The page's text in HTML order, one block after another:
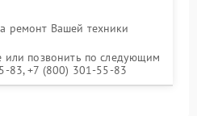
ремонт Вашей техники
или позвонить по следующим
83, +7 (800) 301-55-83